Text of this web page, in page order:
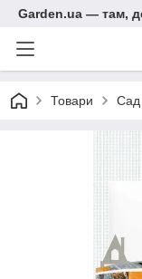
Garden.ua — там,
Товари Сад